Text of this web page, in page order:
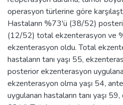
operasyon türlerine göre
Hastaların %73'ü (38/52)
(12/52) total ekzenterasyon ve
ekzenterasyon oldu. Total
hastaların tanı yaşı 55,
posterior ekzenterasyon
ekzenterasyon olma yaşı 54,
uygulanan hastaların tanı yaşı